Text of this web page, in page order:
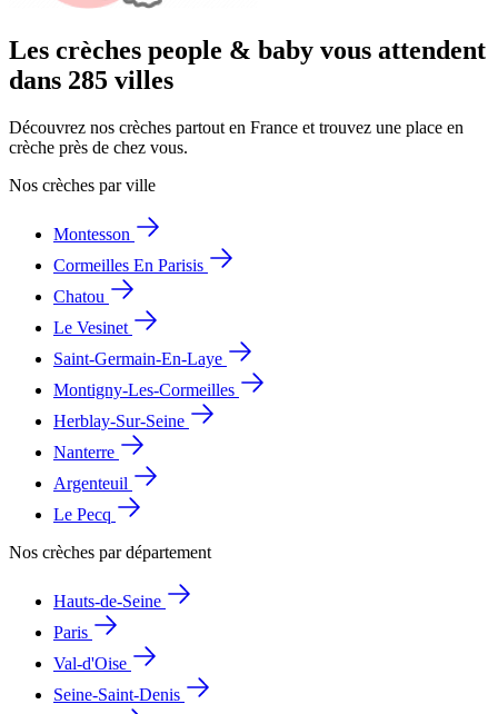
Les crèches people & baby vous attendent
dans 285 villes
Découvrez nos crèches partout en France et trouvez une place en
crèche près de chez vous.
Nos crèches par ville
Montesson
Cormeilles En Parisis
Chatou
Le Vesinet
Saint-Germain-En-Laye
Montigny-Les-Cormeilles
Herblay-Sur-Seine
Nanterre
Argenteuil
Le Pecq
Nos crèches par département
Hauts-de-Seine
Paris
Val-d'Oise
Seine-Saint-Denis